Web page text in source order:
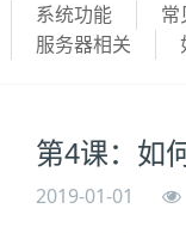
系统功能
常
服务器相关
第4课：如
2019-01-01